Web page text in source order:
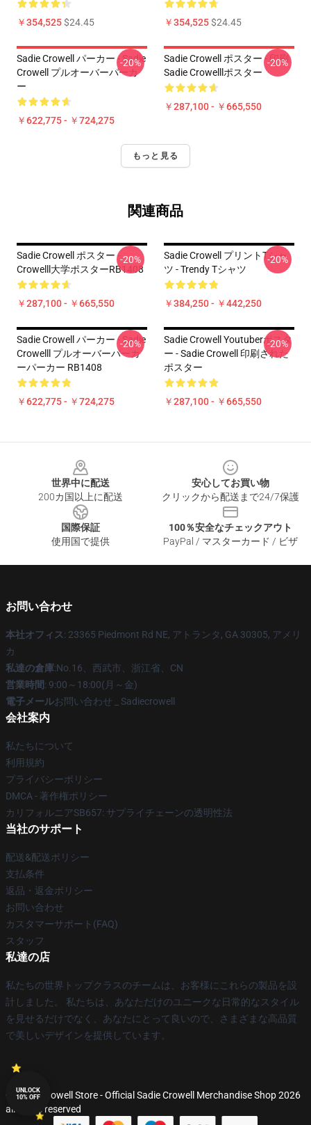
￥354,525$24.45 ￥354,525$24.45
Sadie Crowell パーカー - Sadie
Crowell プルオーバーパーカ
ー
￥622,775 - ￥724,275
-20%
Sadie Crowell ポスター - 印刷
Sadie Crowelllポスター
￥287,100 - ￥665,550
-20%
もっと見る
関連商品
Sadie Crowell ポスター -
Crowelll大学ポスターRB1408
￥287,100 - ￥665,550
-20%
Sadie Crowell プリントTシャ
ツ - Trendy Tシャツ
￥384,250 - ￥442,250
-20%
Sadie Crowell パーカー - Sadie
Crowelll プルオーバーパーカ
ーパーカー RB1408
￥622,775 - ￥724,275
-20%
Sadie Crowell Youtuberポスタ
ー - Sadie Crowell 印刷された
ポスター
￥287,100 - ￥665,550
-20%
世界中に配送
200カ国以上に配送
安心してお買い物
クリックから配送まで24/7保護
国際保証
使用国で提供
100％安全なチェックアウト
PayPal / マスターカード / ビザ
お問い合わせ
本社オフィス: 23365 Piedmont Rd NE, アトランタ, GA 30305, アメリ
カ
私達の倉庫:No.16、西武市、浙江省、CN
営業時間: 9:00～18:00(月～金)
電子メールお問い合わせ _ Sadiecrowell
会社案内
私たちについて
利用規約
プライバシーポリシー
DMCA - 著作権ポリシー
カリフォルニアSB657: サプライチェーンの透明性法
当社のサポート
配送&配送ポリシー
支払条件
返品・返金ポリシー
お問い合わせ
カスタマーサポート(FAQ)
スタッフ
私達の店
私たちの世界トップクラスのチームは、お客様にこれらの製品を設
計しました。 私たちは、あなただけのユニークな日常的なスタイル
を見せるだけでなく、あなたにとって良いので、さまざまな高品質
で美しいデザインを提供しています。
© Sadie Crowell Store - Official Sadie Crowell Merchandise Shop 2026
all rights reserved
UNLOCK
10% OFF